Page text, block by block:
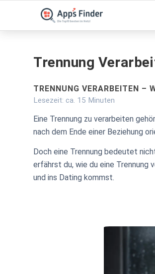
Trennung
TRENNUNG VERARBEITEN –
Lesezeit: ca. 15 Minuten
Eine Trennung zu verarbeiten
nach dem Ende einer Beziehung
Doch eine Trennung bedeutet
erfährst du, wie du eine
und ins Dating kommst.